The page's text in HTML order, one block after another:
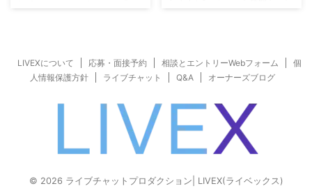
ります。 知らねーよ、なんてい
う意地悪はしません。笑 ライブ
にもできる限りのアドバイスをさ
せていただいてます。 マル秘ス
キルなんていうレベルではなく、
みんなでやったほうが良いこと
ルは、 どんどん質問していただ
く加工して配信したいという話
し。 身バレを防ぎたい、といっ
た理由もあるようです。 ライベ
しない理由は、 高確率で失敗す
る、長く稼ぎ続けることが難しい
からです。 二次元アニメの世界
に慣れているようなユーザーなら
をもたずに眺めるのかもしれませ
LIVEXについて 応募・面接予約 相談とエントリーWebフォーム
個
人情報保護方針
ライブチャット Q&A オーナーズブログ
© 2026 ライブチャットプロダクション| LIVEX(ライベックス)